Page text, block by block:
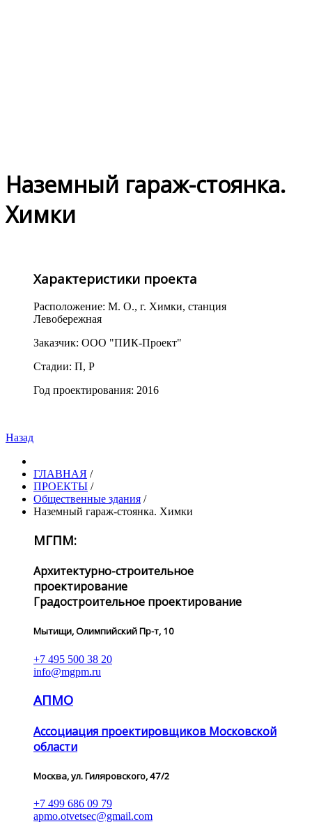
Наземный гараж-стоянка.
Химки
Характеристики проекта
Расположение: М. О., г. Химки, станция
Левобережная
Заказчик: ООО "ПИК-Проект"
Стадии: П, Р
Год проектирования: 2016
Назад
ГЛАВНАЯ /
ПРОЕКТЫ /
Общественные здания /
Наземный гараж-стоянка. Химки
МГПМ:
Архитектурно-строительное
проектирование
Градостроительное проектирование
Мытищи, Олимпийский Пр-т, 10
+7 495 500 38 20
info@mgpm.ru
АПМО
Ассоциация проектировщиков Московской
области
Москва, ул. Гиляровского, 47/2
+7 499 686 09 79
apmo.otvetsec@gmail.com